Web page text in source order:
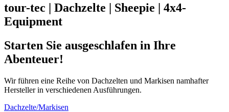
tour-tec | Dachzelte | Sheepie | 4x4-
Equipment
Starten Sie ausgeschlafen in Ihre
Abenteuer!
Wir führen eine Reihe von Dachzelten und Markisen namhafter
Hersteller in verschiedenen Ausführungen.
Dachzelte/Markisen